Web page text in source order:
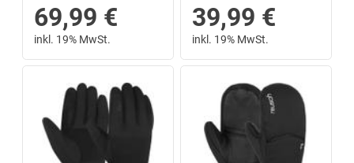
69,99 €
inkl. 19% MwSt.
39,99 €
inkl. 19% MwSt.